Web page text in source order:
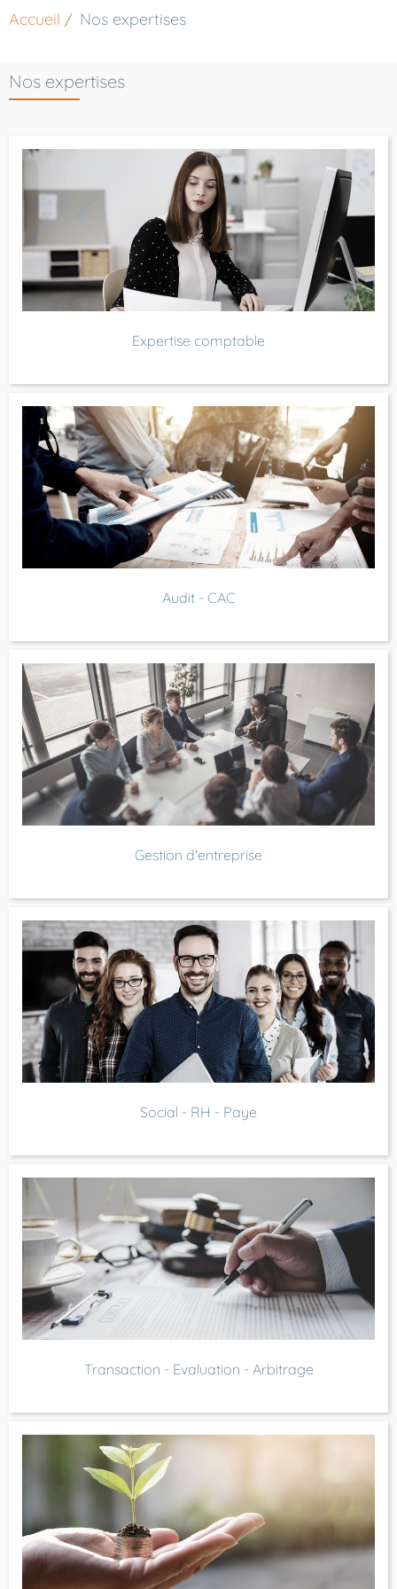
Accueil Nos expertises
Nos expertises
Expertise comptable
Audit - CAC
Gestion d'entreprise
Social - RH - Paye
Transaction - Evaluation - Arbitrage